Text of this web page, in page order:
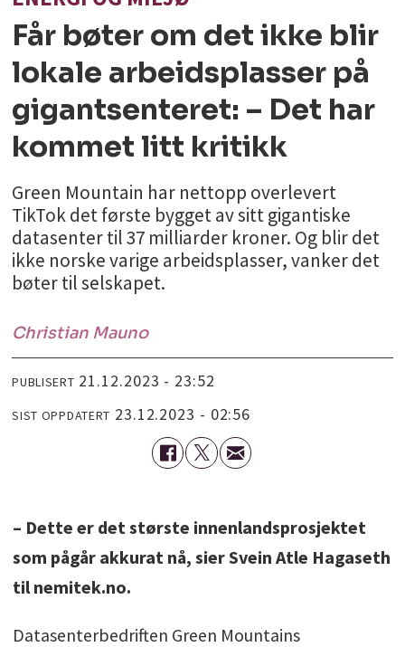
Får bøter om det ikke blir
lokale arbeidsplasser på
gigantsenteret: – Det har
kommet litt kritikk
Green Mountain har nettopp overlevert
TikTok det første bygget av sitt gigantiske
datasenter til 37 milliarder kroner. Og blir det
ikke norske varige arbeidsplasser, vanker det
bøter til selskapet.
Christian Mauno
PUBLISERT 21.12.2023 - 23:52
SIST OPPDATERT 23.12.2023 - 02:56
– Dette er det største innenlandsprosjektet
som pågår akkurat nå, sier Svein Atle Hagaseth
til nemitek.no.
Datasenterbedriften Green Mountains